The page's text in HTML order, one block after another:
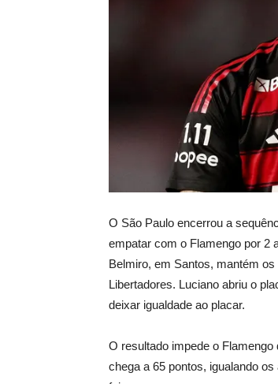
O São Paulo encerrou a
empatar com o Flamengo por 2
Belmiro, em Santos, mantém
Libertadores. Luciano abriu o
deixar igualdade ao placar.
O resultado impede o
chega a 65 pontos, igualando